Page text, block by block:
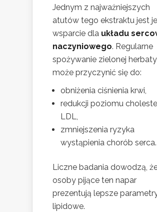
Jednym z najważniejszych
atutów tego ekstraktu jest
wsparcie dla układu
naczyniowego. Regularne
spożywanie zielonej herbaty
może przyczynić się do:
obniżenia ciśnienia krwi,
redukcji poziomu
LDL,
zmniejszenia ryzyka
wystąpienia chorób serca.
Liczne badania dowodzą,
osoby pijące ten napar
prezentują lepsze
lipidowe.